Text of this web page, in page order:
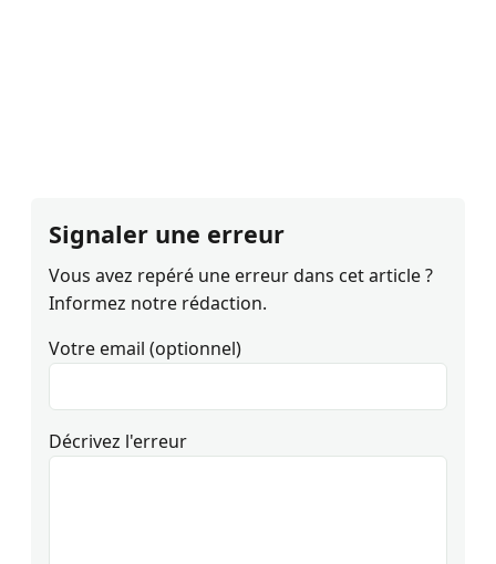
Signaler une erreur
Vous avez repéré une erreur dans cet article ?
Informez notre rédaction.
Votre email (optionnel)
Décrivez l'erreur